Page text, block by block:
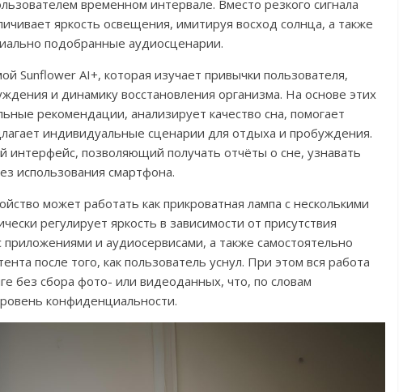
временном интервале. Вместо резкого сигнала
яркость освещения, имитируя восход солнца, а также
подобранные аудиосценарии.
Sunflower AI+, которая изучает привычки пользователя,
и динамику восстановления организма. На основе этих
рекомендации, анализирует качество сна, помогает
индивидуальные сценарии для отдыха и пробуждения.
интерфейс, позволяющий получать отчёты о сне, узнавать
использования смартфона.
может работать как прикроватная лампа с несколькими
регулирует яркость в зависимости от присутствия
приложениями и аудиосервисами, а также самостоятельно
после того, как пользователь уснул. При этом вся работа
без сбора фото- или видеоданных, что, по словам
конфиденциальности.